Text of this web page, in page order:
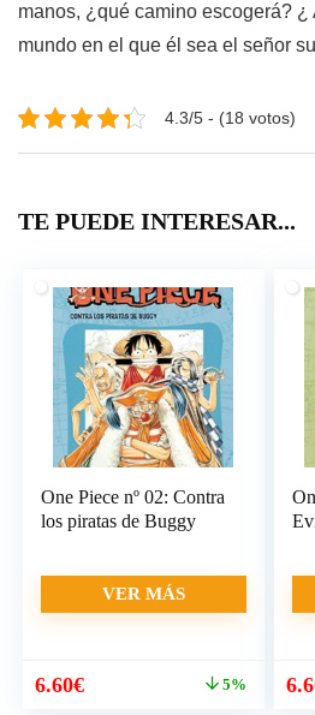
manos, ¿qué camino escogerá? ¿
mundo en el que él sea el señor
4.3/5 - (18 votos)
TE PUEDE INTERESAR...
One Piece nº 02: Contra
los piratas de Buggy
VER MÁS
El
6.60€El
5%
El